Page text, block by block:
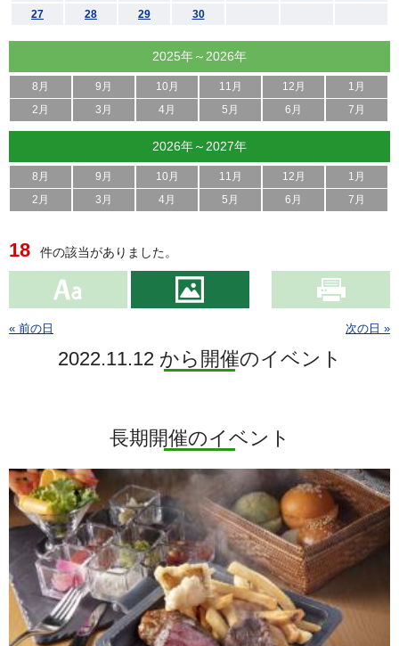
27
28 29 30
2025年～2026年
8月 9月 10月 11月 12月
1月
2月
3月 4月 5月 6月 7月
2026年～2027年
8月 9月 10月 11月 12月
1月
2月
3月 4月 5月 6月 7月
18 件の該当がありました。
« 前の日 次の日 »
2022.11.12 から開催のイベント
長期開催のイベント